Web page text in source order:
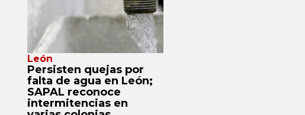
León
Persisten quejas por
falta de agua en León;
SAPAL reconoce
intermitencias en